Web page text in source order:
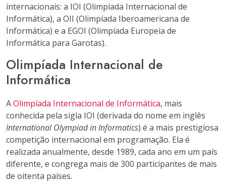
internacionais: a IOI (Olimpíada Internacional de
Informática), a OII (Olimpíada Iberoamericana de
Informática) e a EGOI (Olimpíada Europeia de
Informática para Garotas).
Olimpíada Internacional de
Informática
AOlimpíada Internacional de Informática, mais
conhecida pela sigla IOI (derivada do nome em inglês
International Olympiad in Informatics) é a mais prestigiosa
competição internacional em programação. Ela é
realizada anualmente, desde 1989, cada ano em um país
diferente, e congrega mais de 300 participantes de mais
de oitenta países.